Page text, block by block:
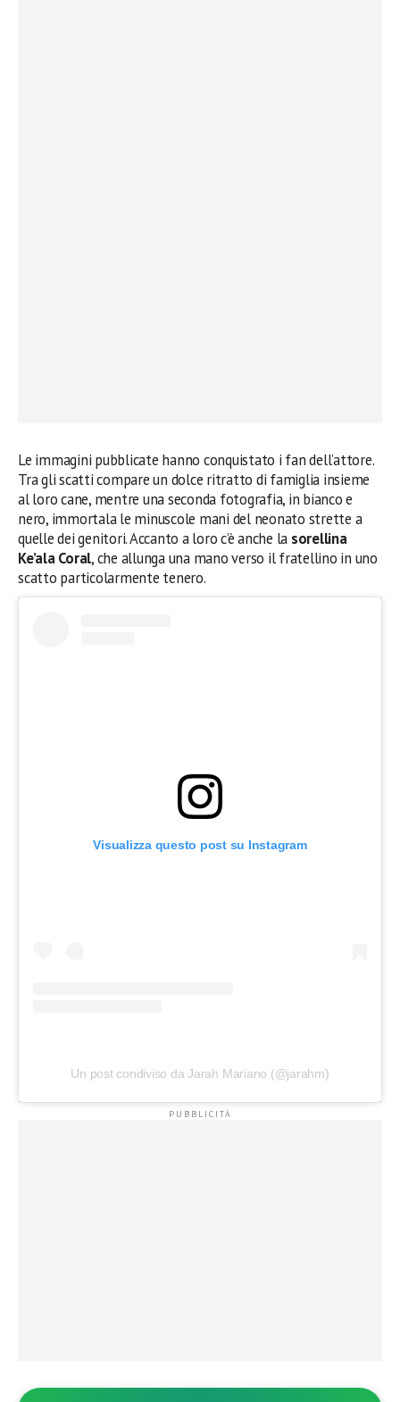
Le immagini pubblicate hanno conquistato i fan dell’attore.
Tra gli scatti compare un dolce ritratto di famiglia insieme
al loro cane, mentre una seconda fotografia, in bianco e
nero, immortala le minuscole mani del neonato strette a
quelle dei genitori. Accanto a loro c’è anche la sorellina
Ke’ala Coral, che allunga una mano verso il fratellino in uno
scatto particolarmente tenero.
Visualizza questo post su Instagram
Un post condiviso da Jarah Mariano (@jarahm)